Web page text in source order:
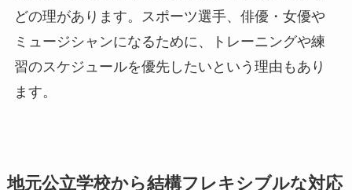
どの理があります。スポーツ選手、俳優・女優や
ミュージシャンになるために、トレーニングや練
習のスケジュールを優先したいという理由もあり
ます。
地元公立学校から結構フレキシブルな対応